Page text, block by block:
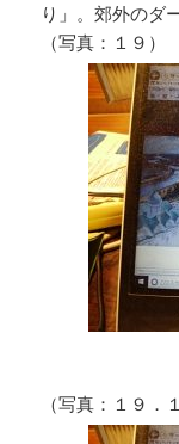
り」。郊外のダ
（写真：１９）
（写真：１９．